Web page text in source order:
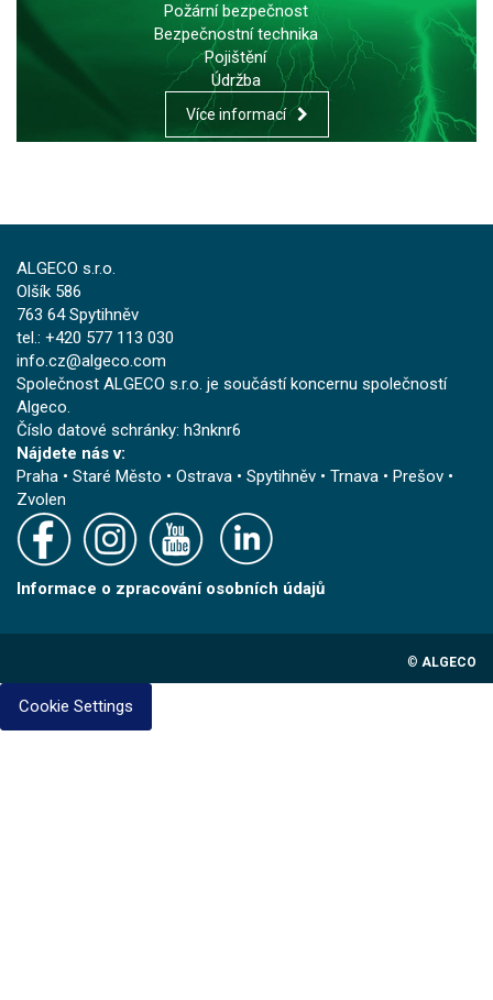
Požární bezpečnost
Bezpečnostní technika
Pojištění
Údržba
Více informací
ALGECO s.r.o.
Olšík 586
763 64 Spytihněv
tel.: +420 577 113 030
info.cz@algeco.com
Společnost ALGECO s.r.o. je součástí koncernu společností
Algeco.
Číslo datové schránky: h3nknr6
Nájdete nás v:
Praha • Staré Město • Ostrava • Spytihněv • Trnava • Prešov •
Zvolen
Informace o zpracování osobních údajů
© ALGECO
Cookie Settings